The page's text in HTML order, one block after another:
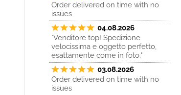
Order delivered on time with no
issues
04.08.2026
"Venditore top! Spedizione
velocissima e oggetto perfetto,
esattamente come in foto."
03.08.2026
Order delivered on time with no
issues